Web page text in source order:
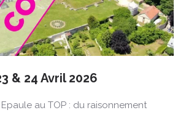
& 24 Avril 2026
au TOP : du raisonnement